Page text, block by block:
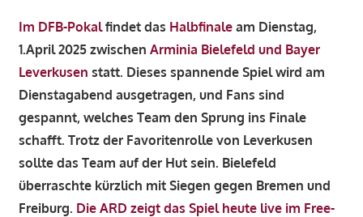
Im DFB-Pokalfindet das Halbfinaleam Dienstag,
1.April 2025 zwischen Arminia Bielefeld und Bayer
Leverkusen statt. Dieses spannende Spiel wird am
Dienstagabend ausgetragen, und Fans sind
gespannt, welches Team den Sprung ins Finale
schafft. Trotz der Favoritenrolle von Leverkusen
sollte das Team auf der Hut sein. Bielefeld
überraschte kürzlich mit Siegen gegen Bremen und
Freiburg. Die ARD zeigt das Spiel heute live im Free-